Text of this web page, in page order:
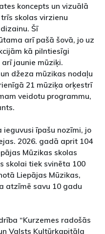
koncepts un vizuālā
skolas virzienu
Šī
arī pašā šovā, jo uz
kā pilntiesīgi
jaunie mūziķi.
džeza mūzikas nodaļu
21 mūziķa orķestrī
veidotu programmu,
īpašu nozīmi, jo
2026. gadā aprit 104
Mūzikas skolas
skolai tiek svinēta 100
Liepājas Mūzikas,
atzīmē savu 10 gadu
“Kurzemes radošās
Valsts Kultūrkapitāla